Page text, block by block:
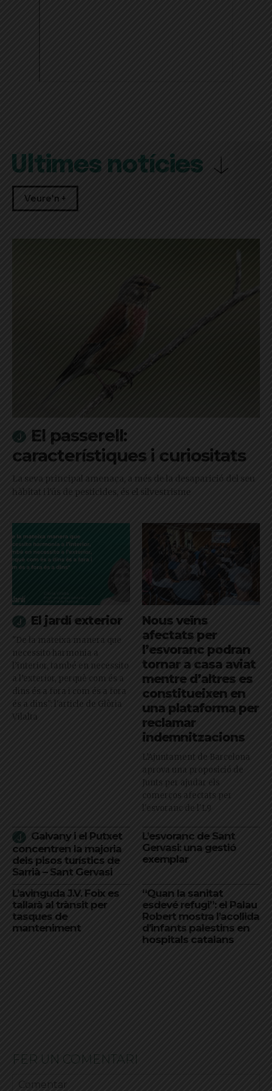
Últimes notícies
Veure'n +
El passerell:
característiques i curiositats
La seva principal amenaça, a més de la desaparició del seu
hàbitat i l'ús de pesticides, és el silvestrisme
El jardí exterior
"De la mateixa manera que
necessito harmonia a
l’interior, també en necessito
a l’exterior, perquè com és a
dins és a fora i com és a fora
és a dins": l'article de Glòria
Vilalta
Nous veïns
afectats per
l’esvoranc podran
tornar a casa aviat
mentre d’altres es
constitueixen en
una plataforma per
reclamar
indemnitzacions
L’Ajuntament de Barcelona
aprova una proposició de
Junts per ajudar els
comerços afectats per
l'esvoranc de l'L9
Galvany i el Putxet
concentren la majoria
dels pisos turístics de
Sarrià – Sant Gervasi
L’esvoranc de Sant
Gervasi: una gestió
exemplar
L’avinguda J.V. Foix es
tallarà al trànsit per
tasques de
manteniment
“Quan la sanitat
esdevé refugi”: el Palau
Robert mostra l’acollida
d’infants palestins en
hospitals catalans
FER UN COMENTARI